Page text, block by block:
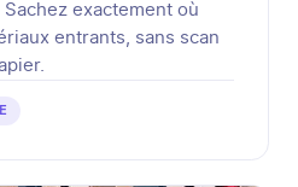
exactement où
entrants, sans scan